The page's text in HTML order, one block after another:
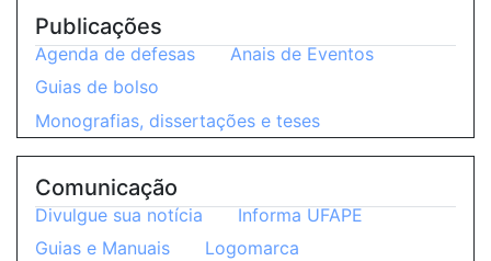
Publicações
Agenda de defesas
Anais de Eventos
Guias de bolso
Monografias, dissertações e teses
Comunicação
Divulgue sua notícia
Informa UFAPE
Guias e Manuais
Logomarca